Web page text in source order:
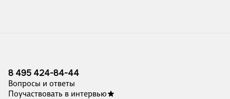
8 495 424-84-44
Вопросы и ответы
Поучаствовать в интервью